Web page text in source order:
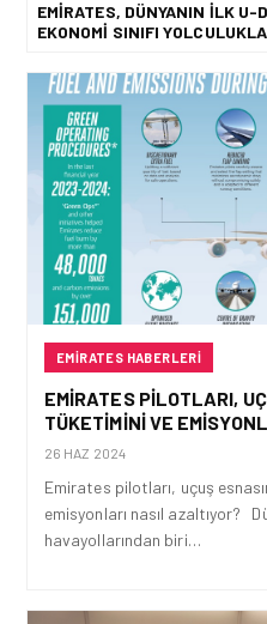
EMIRATES, DÜNYANIN ILK U-
EKONOMI SINIFI
EMIRATES HABERLERI
EMIRATES PILOTLARI,
TÜKETIMINI VE
26 HAZ 2024
Emirates pilotları, uçuş
emisyonları nasıl azaltıyor?
havayollarından biri…